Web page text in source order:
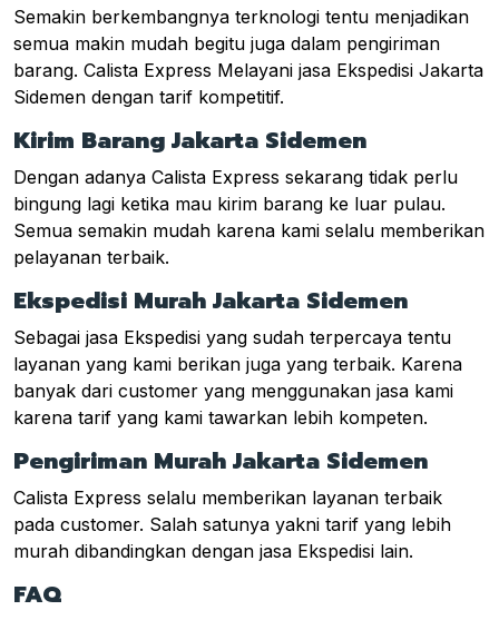
Semakin berkembangnya terknologi tentu menjadikan
semua makin mudah begitu juga dalam pengiriman
barang. Calista Express Melayani jasa Ekspedisi Jakarta
Sidemen dengan tarif kompetitif.
Kirim Barang Jakarta Sidemen
Dengan adanya Calista Express sekarang tidak perlu
bingung lagi ketika mau kirim barang ke luar pulau.
Semua semakin mudah karena kami selalu memberikan
pelayanan terbaik.
Ekspedisi Murah Jakarta Sidemen
Sebagai jasa Ekspedisi yang sudah terpercaya tentu
layanan yang kami berikan juga yang terbaik. Karena
banyak dari customer yang menggunakan jasa kami
karena tarif yang kami tawarkan lebih kompeten.
Pengiriman Murah Jakarta Sidemen
Calista Express selalu memberikan layanan terbaik
pada customer. Salah satunya yakni tarif yang lebih
murah dibandingkan dengan jasa Ekspedisi lain.
FAQ